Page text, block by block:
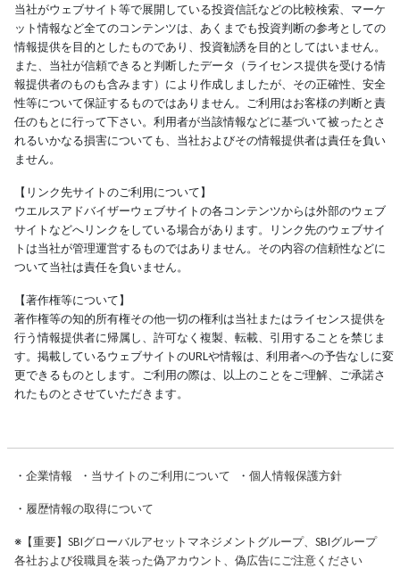
当社がウェブサイト等で展開している投資信託などの比較検索、マーケ
ット情報など全てのコンテンツは、あくまでも投資判断の参考としての
情報提供を目的としたものであり、投資勧誘を目的としてはいません。
また、当社が信頼できると判断したデータ（ライセンス提供を受ける情
報提供者のものも含みます）により作成しましたが、その正確性、安全
性等について保証するものではありません。ご利用はお客様の判断と責
任のもとに行って下さい。利用者が当該情報などに基づいて被ったとさ
れるいかなる損害についても、当社およびその情報提供者は責任を負い
ません。
【リンク先サイトのご利用について】
ウエルスアドバイザーウェブサイトの各コンテンツからは外部のウェブ
サイトなどへリンクをしている場合があります。リンク先のウェブサイ
トは当社が管理運営するものではありません。その内容の信頼性などに
ついて当社は責任を負いません。
【著作権等について】
著作権等の知的所有権その他一切の権利は当社またはライセンス提供を
行う情報提供者に帰属し、許可なく複製、転載、引用することを禁じま
す。掲載しているウェブサイトのURLや情報は、利用者への予告なしに変
更できるものとします。ご利用の際は、以上のことをご理解、ご承諾さ
れたものとさせていただきます。
・ 企業情報 ・ 当サイトのご利用について ・ 個人情報保護方針
・ 履歴情報の取得について
※【重要】SBIグローバルアセットマネジメントグループ、SBIグループ
各社および役職員を装った偽アカウント、偽広告にご注意ください